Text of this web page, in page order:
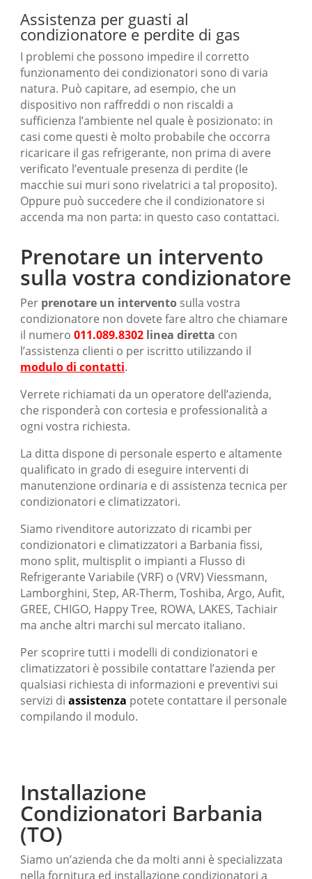
Assistenza per guasti al
condizionatore e perdite di gas
I problemi che possono impedire il corretto
funzionamento dei condizionatori sono di varia
natura. Può capitare, ad esempio, che un
dispositivo non raffreddi o non riscaldi a
sufficienza l’ambiente nel quale è posizionato: in
casi come questi è molto probabile che occorra
ricaricare il gas refrigerante, non prima di avere
verificato l’eventuale presenza di perdite (le
macchie sui muri sono rivelatrici a tal proposito).
Oppure può succedere che il condizionatore si
accenda ma non parta: in questo caso contattaci.
Prenotare un intervento
sulla vostra condizionatore
Per prenotare un intervento sulla vostra
condizionatore non dovete fare altro che chiamare
il numero011.089.8302 linea diretta con
l’assistenza clienti o per iscritto utilizzando il
modulo di contatti.
Verrete richiamati da un operatore dell’azienda,
che risponderà con cortesia e professionalità a
ogni vostra richiesta.
La ditta dispone di personale esperto e altamente
qualificato in grado di eseguire interventi di
manutenzione ordinaria e di assistenza tecnica per
condizionatori e climatizzatori.
Siamo rivenditore autorizzato di ricambi per
condizionatori e climatizzatori a Barbania fissi,
mono split, multisplit o impianti a Flusso di
Refrigerante Variabile (VRF) o (VRV) Viessmann,
Lamborghini, Step, AR-Therm, Toshiba, Argo, Aufit,
GREE, CHIGO, Happy Tree, ROWA, LAKES, Tachiair
ma anche altri marchi sul mercato italiano.
Per scoprire tutti i modelli di condizionatori e
climatizzatori è possibile contattare l’azienda per
qualsiasi richiesta di informazioni e preventivi sui
servizi diassistenza potete contattare il personale
compilando il modulo.
Installazione
Condizionatori Barbania
(TO)
Siamo un’azienda che da molti anni è specializzata
nella fornitura ed installazione condizionatori a